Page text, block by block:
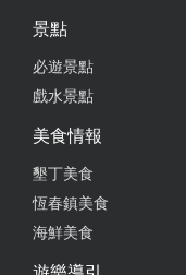
棒，下次還要
推推這間民宿
恆春鎮上很近
近也有一些美
景點
必遊景點
戲水景點
美食情報
墾丁美食
恆春鎮美食
海鮮美食